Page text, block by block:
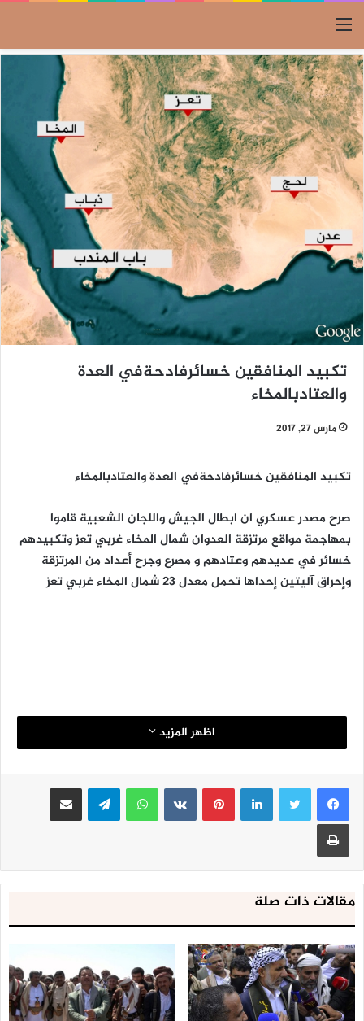
القائمة
تكبيد المنافقين خسائرفادحةفي العدة
والعتادبالمخاء
مارس 27, 2017
تكبيد المنافقين خسائرفادحةفي العدة والعتادبالمخاء
صرح مصدر عسكري ان ابطال الجيش واللجان الشعبية قاموا
بمهاجمة مواقع مرتزقة العدوان شمال المخاء غربي تعز وتكبيدهم
خسائر في عديدهم وعتادهم و مصرع وجرح أعداد من المرتزقة
وإحراق آليتين إحداها تحمل معدل 23 شمال المخاء غربي تعز
اظهر المزيد
لينكدإنبينتيريست واتساب تيلقرام مشاركة عبر البريد
طباعة
مقالات ذات صلة